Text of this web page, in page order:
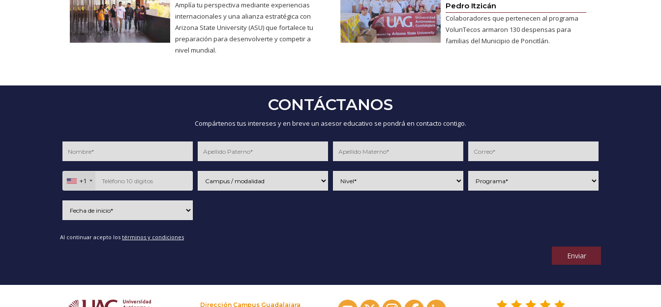
Amplía tu perspectiva mediante experiencias
internacionales y una alianza estratégica con
Arizona State University (ASU) que fortalece tu
preparación para desenvolverte y competir a
nivel mundial.
Pedro Itzicán
Colaboradores que pertenecen al programa
VolunTecos armaron 130 despensas para
familias del Municipio de Poncitlán.
CONTÁCTANOS
Compártenos tus intereses y en breve un asesor educativo se pondrá en contacto contigo.
+1
Al continuar acepto los términos y condiciones
Enviar
Dirección Campus Guadalajara